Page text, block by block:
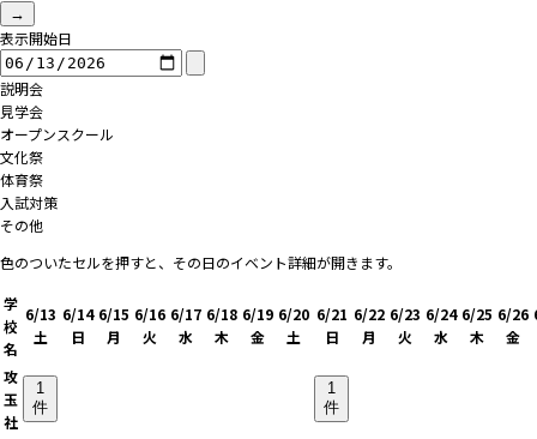
→
表示開始日
説明会
見学会
オープンスクール
文化祭
体育祭
入試対策
その他
色のついたセルを押すと、その日のイベント詳細が開きます。
学
校
名
6/13
土
6/14
日
6/15
月
6/16
火
6/17
水
6/18
木
6/19
金
6/20
土
6/21
日
6/22
月
6/23
火
6/24
水
6/25
木
6/26
金
攻
玉
社
1
件
1
件